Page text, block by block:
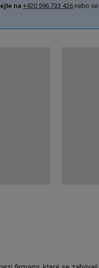
na +420 596 733 426 nebo se